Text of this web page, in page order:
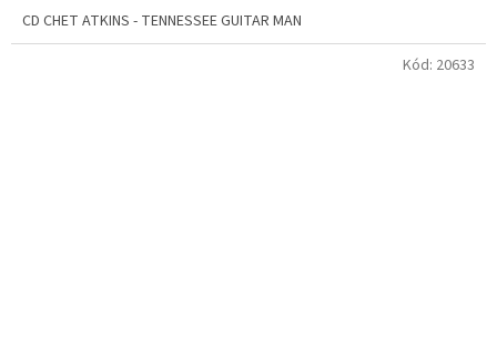
CD CHET ATKINS - TENNESSEE GUITAR MAN
Kód: 20633